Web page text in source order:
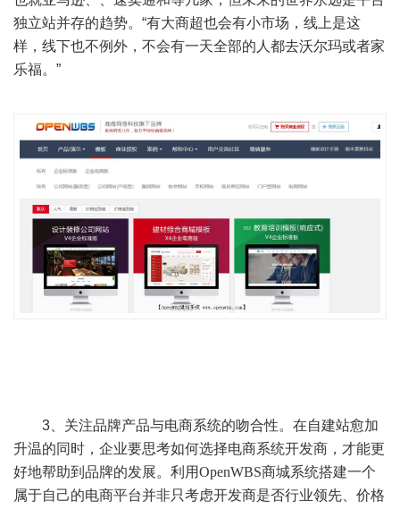
独立站并存的趋势。 “有大商超也会有小市场，线上是这
样，线下也不例外，不会有一天全部的人都去沃尔玛或者家
乐福。 ”
3 、关注品牌产品与电商系统的吻合性。在自建站愈加
升温的同时，企业要思考如何选择电商系统开发商，才能更
好地帮助到品牌的发展。 利用OpenWBS商城系统搭建一个
属于自己的电商平台并非只考虑开发商是否行业领先、价格